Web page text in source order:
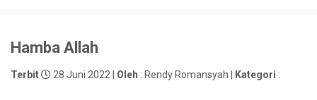
Hamba Allah
Terbit 28 Juni 2022 | Oleh : Rendy Romansyah | Kategori :